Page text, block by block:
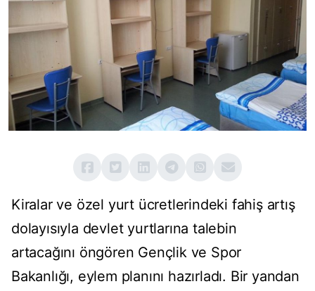
Kiralar ve özel yurt ücretlerindeki fahiş artış
dolayısıyla devlet yurtlarına talebin
artacağını öngören Gençlik ve Spor
Bakanlığı, eylem planını hazırladı. Bir yandan